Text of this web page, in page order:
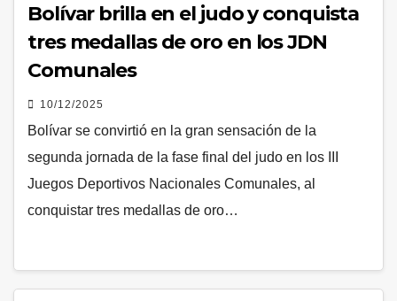
Bolívar brilla en el judo y conquista
tres medallas de oro en los JDN
Comunales
10/12/2025
Bolívar se convirtió en la gran sensación de la
segunda jornada de la fase final del judo en los III
Juegos Deportivos Nacionales Comunales, al
conquistar tres medallas de oro…